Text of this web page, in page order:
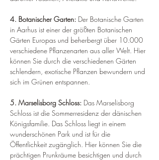
4. Botanischer Garten: Der Botanische Garten
in Aarhus ist einer der größten Botanischen
Gärten Europas und beherbergt über 10.000
verschiedene Pflanzenarten aus aller Welt. Hier
können Sie durch die verschiedenen Gärten
schlendern, exotische Pflanzen bewundern und
sich im Grünen entspannen.
5. Marselisborg Schloss: Das Marselisborg
Schloss ist die Sommerresidenz der dänischen
Königsfamilie. Das Schloss liegt in einem
wunderschönen Park und ist für die
Öffentlichkeit zugänglich. Hier können Sie die
prächtigen Prunkräume besichtigen und durch